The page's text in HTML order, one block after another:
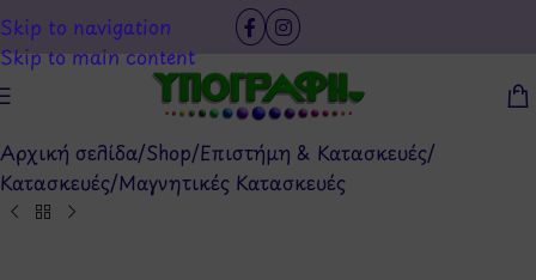
Skip to navigation
Skip to main content
Αρχική σελίδα/Shop/Επιστήμη & Κατασκευές/
Κατασκευές/Μαγνητικές Κατασκευές